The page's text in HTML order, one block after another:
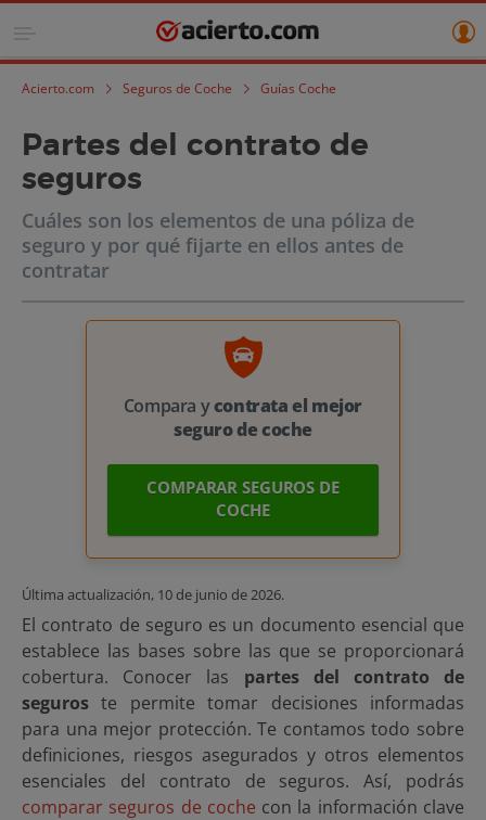
Acierto.com Seguros de Coche Guías Coche
Partes del contrato de
seguros
Cuáles son los elementos de una póliza de
seguro y por qué fijarte en ellos antes de
contratar
Compara ycontrata el mejor
seguro de coche
COMPARAR SEGUROS DE
COCHE
Última actualización, 10 de junio de 2026.
El contrato de seguro es un documento esencial que
establece las bases sobre las que se proporcionará
cobertura. Conocer las partes del contrato de
seguros te permite tomar decisiones informadas
para una mejor protección. Te contamos todo sobre
definiciones, riesgos asegurados y otros elementos
esenciales del contrato de seguros. Así, podrás
comparar seguros de coche con la información clave